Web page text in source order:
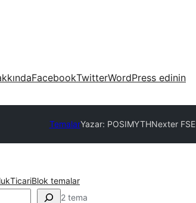
FacebookTwitterWordPress edinin
TemalarYazar: POSIMYTHNexter FSE
TicariBlok temalar
2 tema